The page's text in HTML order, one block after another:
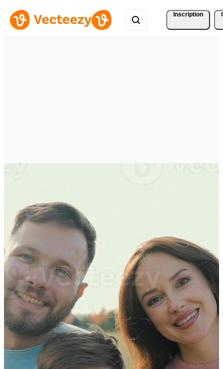
Inscription